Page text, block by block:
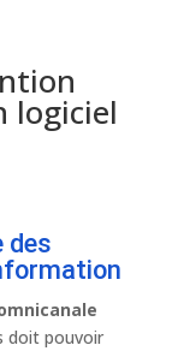
logiciel
des
doit pouvoir